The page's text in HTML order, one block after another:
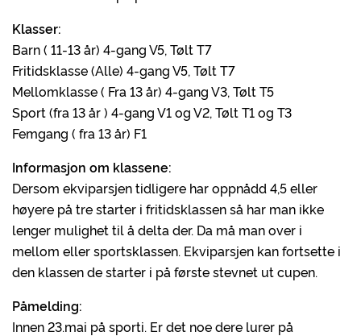
Klasser:
Barn ( 11-13 år) 4-gang V5, Tølt T7
Fritidsklasse (Alle) 4-gang V5, Tølt T7
Mellomklasse ( Fra 13 år) 4-gang V3, Tølt T5
Sport (fra 13 år ) 4-gang V1 og V2, Tølt T1 og T3
Femgang ( fra 13 år) F1
Informasjon om klassene:
Dersom ekviparsjen tidligere har oppnådd 4,5 eller
høyere på tre starter i fritidsklassen så har man ikke
lenger mulighet til å delta der. Da må man over i
mellom eller sportsklassen. Ekviparsjen kan fortsette i
den klassen de starter i på første stevnet ut cupen.
Påmelding:
Innen 23.mai på sporti. Er det noe dere lurer på